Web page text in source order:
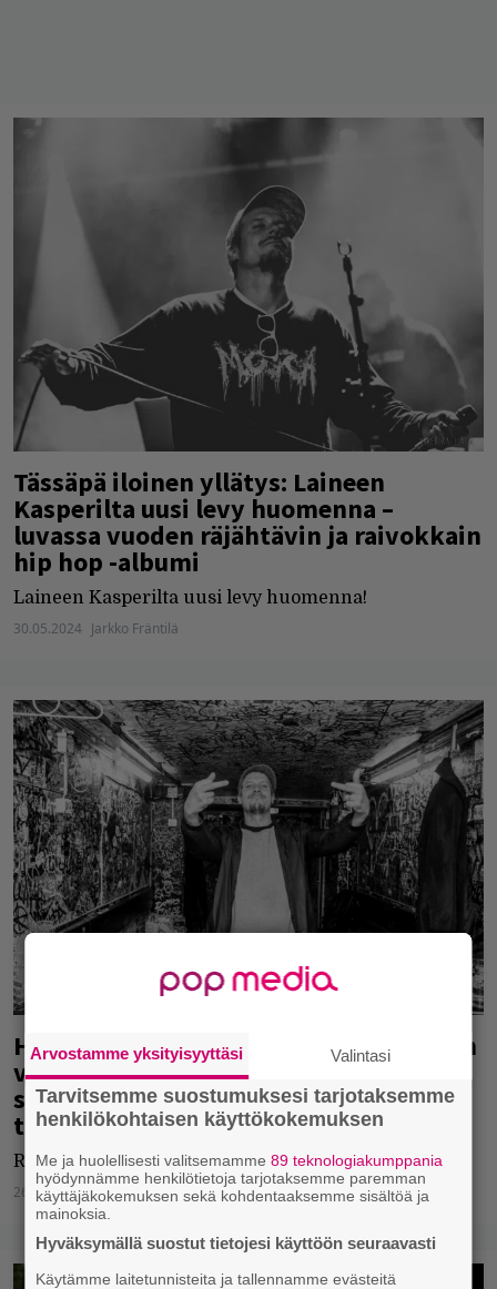
Tässäpä iloinen yllätys: Laineen
Kasperilta uusi levy huomenna –
luvassa vuoden räjähtävin ja raivokkain
hip hop -albumi
Laineen Kasperilta uusi levy huomenna!
30.05.2024 Jarkko Fräntilä
Helsingissä on järjestetty jo muutaman
vuoden ajan kenties parhaita
suomiräppibileitä – kesällä mennään
taas peräti kahdesti
Räp Päivät tulevat taas.
26.06.2023 Jarkko Fräntilä
Arvostamme yksityisyyttäsi Valintasi
Tarvitsemme suostumuksesi tarjotaksemme
henkilökohtaisen käyttökokemuksen
Me ja huolellisesti valitsemamme89 teknologiakumppania
hyödynnämme henkilötietoja tarjotaksemme paremman
käyttäjäkokemuksen sekä kohdentaaksemme sisältöä ja
mainoksia.
Hyväksymällä suostut tietojesi käyttöön seuraavasti
Käytämme laitetunnisteita ja tallennamme evästeitä